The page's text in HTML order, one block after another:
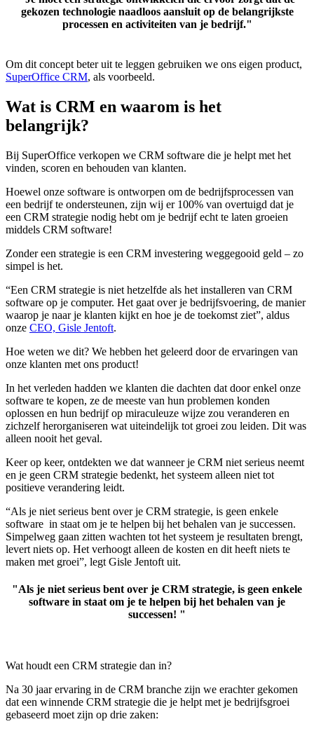
gekozen technologie naadloos aansluit op de belangrijkste
processen en activiteiten van je bedrijf."
Om dit concept beter uit te leggen gebruiken we ons eigen product,
SuperOffice CRM, als voorbeeld.
Wat is CRM en waarom is het
belangrijk?
Bij SuperOffice verkopen we CRM software die je helpt met het
vinden, scoren en behouden van klanten.
Hoewel onze software is ontworpen om de bedrijfsprocessen van
een bedrijf te ondersteunen, zijn wij er 100% van overtuigd dat je
een CRM strategie nodig hebt om je bedrijf echt te laten groeien
middels CRM software!
Zonder een strategie is een CRM investering weggegooid geld – zo
simpel is het.
“Een CRM strategie is niet hetzelfde als het installeren van CRM
software op je computer. Het gaat over je bedrijfsvoering, de manier
waarop je naar je klanten kijkt en hoe je de toekomst ziet”, aldus
onze CEO, Gisle Jentoft.
Hoe weten we dit? We hebben het geleerd door de ervaringen van
onze klanten met ons product!
In het verleden hadden we klanten die dachten dat door enkel onze
software te kopen, ze de meeste van hun problemen konden
oplossen en hun bedrijf op miraculeuze wijze zou veranderen en
zichzelf herorganiseren wat uiteindelijk tot groei zou leiden. Dit was
alleen nooit het geval.
Keer op keer, ontdekten we dat wanneer je CRM niet serieus neemt
en je geen CRM strategie bedenkt, het systeem alleen niet tot
positieve verandering leidt.
“Als je niet serieus bent over je CRM strategie, is geen enkele
software in staat om je te helpen bij het behalen van je successen.
Simpelweg gaan zitten wachten tot het systeem je resultaten brengt,
levert niets op. Het verhoogt alleen de kosten en dit heeft niets te
maken met groei”, legt Gisle Jentoft uit.
"Als je niet serieus bent over je CRM strategie, is geen enkele
software in staat om je te helpen bij het behalen van je
successen! "
Wat houdt een CRM strategie dan in?
Na 30 jaar ervaring in de CRM branche zijn we erachter gekomen
dat een winnende CRM strategie die je helpt met je bedrijfsgroei
gebaseerd moet zijn op drie zaken: